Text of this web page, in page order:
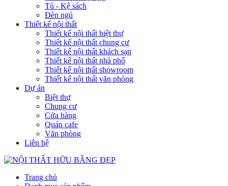
Tủ - Kệ sách
Đèn ngủ
Thiết kế nội thất
Thiết kế nội thất biệt thự
Thiết kế nội thất chung cư
Thiết kế nội thất khách sạn
Thiết kế nội thất nhà phố
Thiết kế nội thất showroom
Thiết kế nội thất văn phòng
Dự án
Biệt thự
Chung cư
Cửa hàng
Quán cafe
Văn phòng
Liên hệ
Trang chủ